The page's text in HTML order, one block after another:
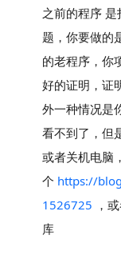
之前的程序
题，你要做的
的老程序，你
好的证明，证
外一种情况是
看不到了，但
或者关机电脑
个 https://
1526725 ，
库